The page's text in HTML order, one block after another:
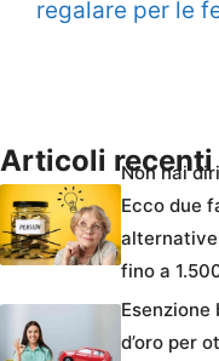
regalare per le
Articoli recenti
Non hai
Ecco due
fino a
Esenzione
d’oro per